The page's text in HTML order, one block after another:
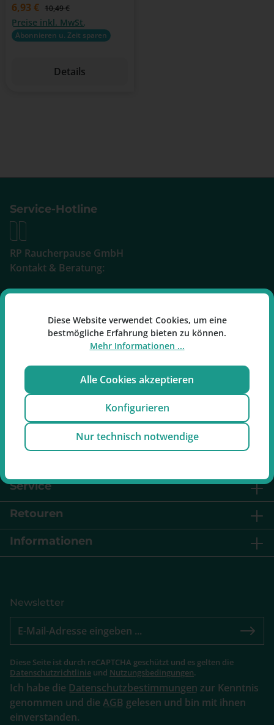
Verkaufspreis:
6,93 € Regulärer Preis:
10,49 €
Preise inkl. MwSt.
Abonnieren u. Zeit sparen
Details
Service-Hotline
RP Raucherpause GmbH
Kontakt & Beratung:
E-Mail: info@raucherpause.de
Tel: 02161-683479-0
Mo-Fr: 09:00 - 17:00 Uhr
Oder über unserKontaktformular.
Vertrag widerrufen
Service
Retouren
Informationen
Newsletter
Diese Seite ist durch reCAPTCHA geschützt und es gelten die
Datenschutzrichtlinie und Nutzungsbedingungen.
Ich habe die Datenschutzbestimmungen zur Kenntnis
genommen und die AGB gelesen und bin mit ihnen
einverstanden.
Diese Website verwendet Cookies, um eine
bestmögliche Erfahrung bieten zu können.
Mehr Informationen ...
Alle Cookies akzeptieren
Konfigurieren
Nur technisch notwendige